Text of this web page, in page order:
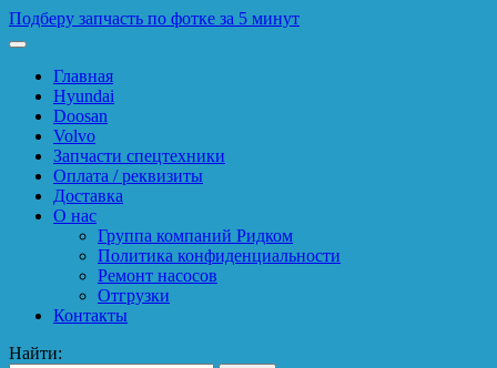
Подберу запчасть по фотке за 5 минут
Главная
Hyundai
Doosan
Volvo
Запчасти спецтехники
Оплата / реквизиты
Доставка
О нас
Группа компаний Ридком
Политика конфиденциальности
Ремонт насосов
Отгрузки
Контакты
Найти: